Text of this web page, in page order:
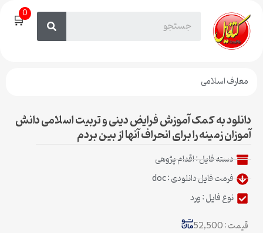
🛒0
معارف اسلامی
دانلود به کمک آموزش فرایض دینی و تربیت اسلامی دانش
آموزان زمینه را برای انحراف آنها از بین بردم
دسته فایل :اقدام پژوهی
فرمت فایل دانلودی : doc
نوع فایل : ورد
قیمت : 52,500